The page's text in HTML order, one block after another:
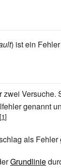
) ist ein
zwei Versuche.
genannt
als Fehler
Grundlinie